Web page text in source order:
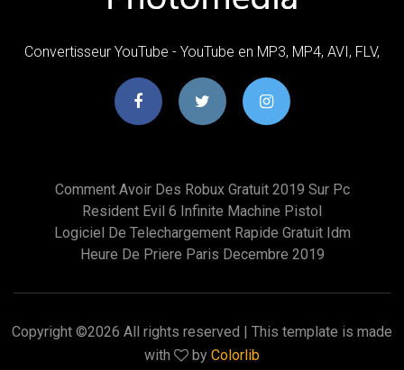
Convertisseur YouTube - YouTube en MP3, MP4, AVI, FLV,
Comment Avoir Des Robux Gratuit 2019 Sur Pc
Resident Evil 6 Infinite Machine Pistol
Logiciel De Telechargement Rapide Gratuit Idm
Heure De Priere Paris Decembre 2019
Copyright ©2026 All rights reserved | This template is made
with
by Colorlib